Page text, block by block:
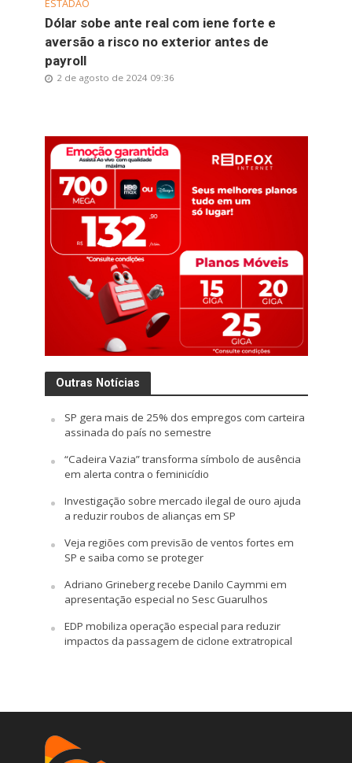
ESTADÃO
Dólar sobe ante real com iene forte e
aversão a risco no exterior antes de
payroll
2 de agosto de 2024 09:36
Outras Notícias
SP gera mais de 25% dos empregos com carteira
assinada do país no semestre
“Cadeira Vazia” transforma símbolo de ausência
em alerta contra o feminicídio
Investigação sobre mercado ilegal de ouro ajuda
a reduzir roubos de alianças em SP
Veja regiões com previsão de ventos fortes em
SP e saiba como se proteger
Adriano Grineberg recebe Danilo Caymmi em
apresentação especial no Sesc Guarulhos
EDP mobiliza operação especial para reduzir
impactos da passagem de ciclone extratropical